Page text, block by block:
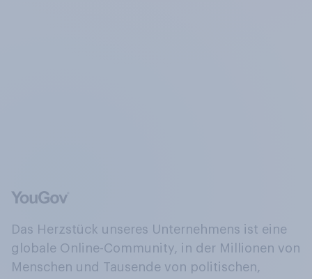
Das Herzstück unseres Unternehmens ist eine
globale Online-Community, in der Millionen von
Menschen und Tausende von politischen,